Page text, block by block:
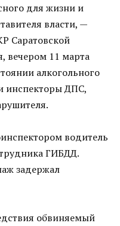
для жизни и
власти, —
Саратовской
вечером 11 марта
алкогольного
инспекторы ДПС,
водитель
ГИБДД.
задержал
обвиняемый